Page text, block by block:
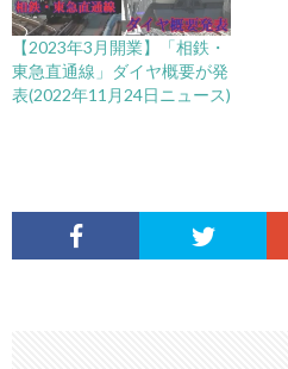
【2023年3月開業】「相鉄・
東急直通線」ダイヤ概要が発
表(2022年11月24日ニュース)